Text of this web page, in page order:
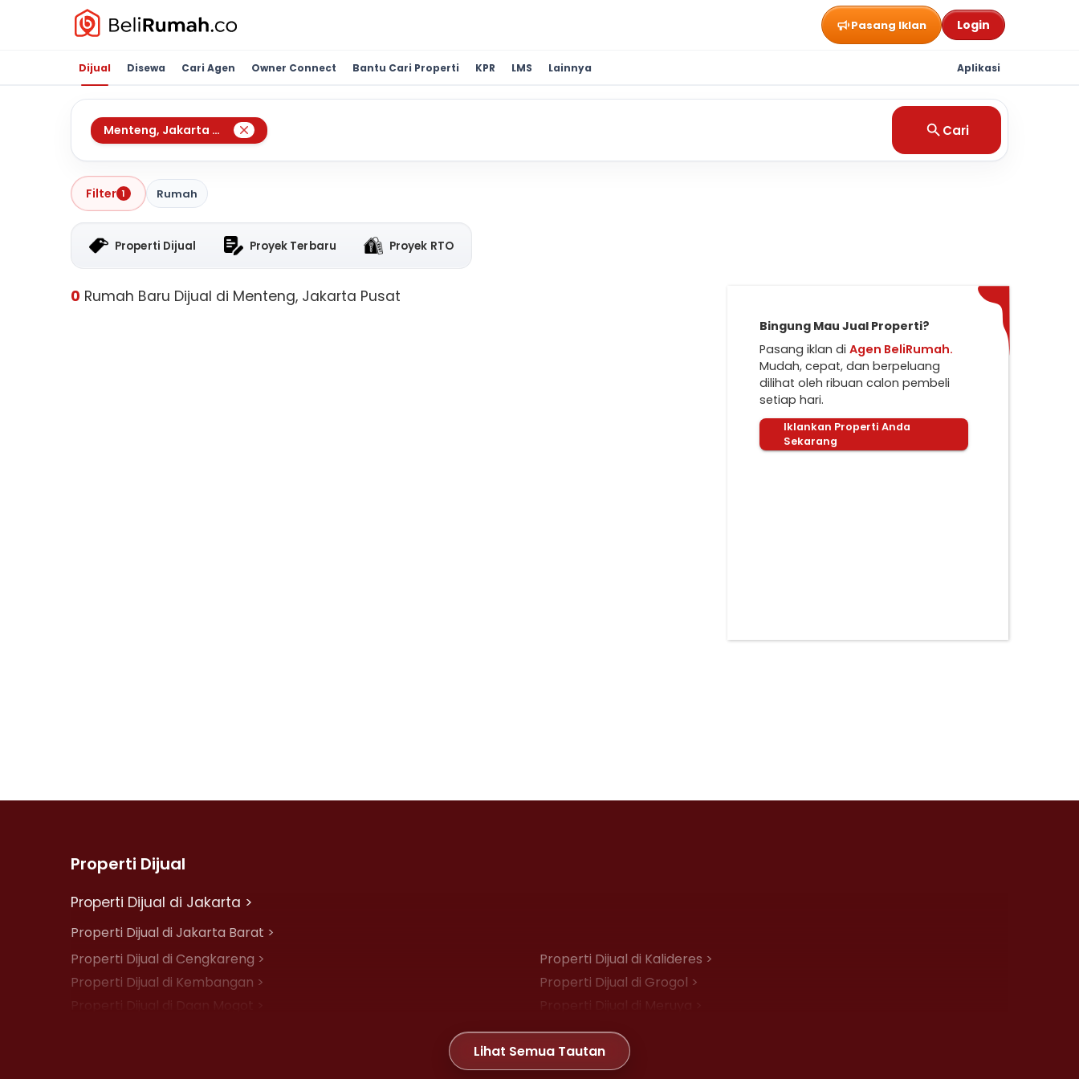
Pasang Iklan Login
Dijual Disewa Cari Agen Owner Connect Bantu Cari Properti KPR LMS Lainnya Aplikasi
Menteng, Jakarta Pusat Cari
Filter 1 Rumah
Properti Dijual Proyek Terbaru Proyek RTO
0 Rumah Baru Dijual di Menteng, Jakarta Pusat
Bingung Mau Jual Properti?
Pasang iklan di Agen BeliRumah.
Mudah, cepat, dan berpeluang
dilihat oleh ribuan calon pembeli
setiap hari.
Iklankan Properti Anda
Sekarang
Properti Dijual
Properti Dijual di Jakarta >
Properti Dijual di Jakarta Barat >
Properti Dijual di Cengkareng >
Properti Dijual di Kalideres >
Properti Dijual di Kembangan >
Properti Dijual di Grogol >
Properti Dijual di Daan Mogot >
Properti Dijual di Meruya >
Properti Dijual di Joglo >
Lihat Semua Tautan